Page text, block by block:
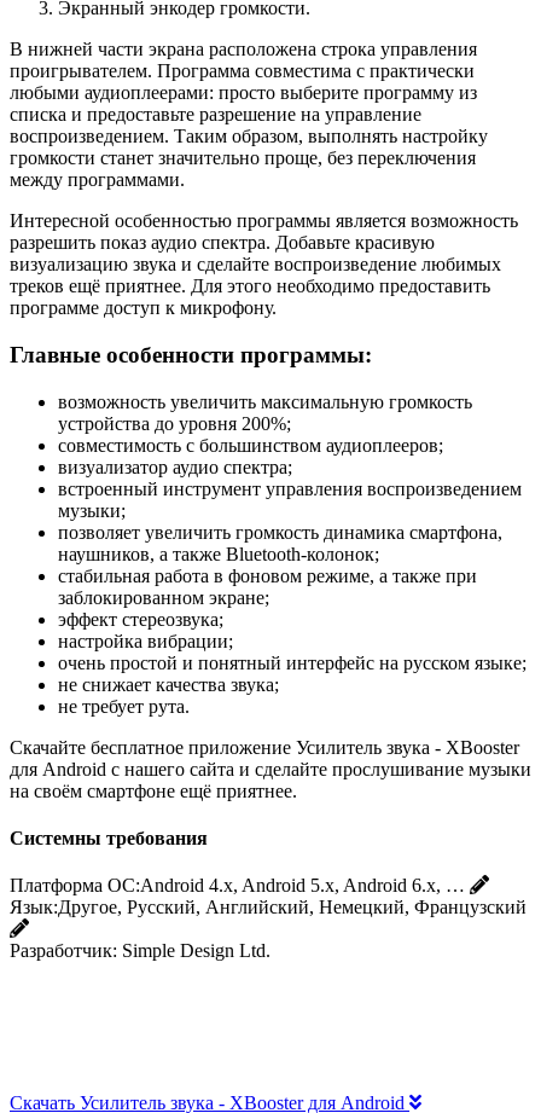
Экранный энкодер громкости.
В нижней части экрана расположена строка управления
проигрывателем. Программа совместима с практически
любыми аудиоплеерами: просто выберите программу из
списка и предоставьте разрешение на управление
воспроизведением. Таким образом, выполнять настройку
громкости станет значительно проще, без переключения
между программами.
Интересной особенностью программы является возможность
разрешить показ аудио спектра. Добавьте красивую
визуализацию звука и сделайте воспроизведение любимых
треков ещё приятнее. Для этого необходимо предоставить
программе доступ к микрофону.
Главные особенности программы:
возможность увеличить максимальную громкость
устройства до уровня 200%;
совместимость с большинством аудиоплееров;
визуализатор аудио спектра;
встроенный инструмент управления воспроизведением
музыки;
позволяет увеличить громкость динамика смартфона,
наушников, а также Bluetooth-колонок;
стабильная работа в фоновом режиме, а также при
заблокированном экране;
эффект стереозвука;
настройка вибрации;
очень простой и понятный интерфейс на русском языке;
не снижает качества звука;
не требует рута.
Скачайте бесплатное приложение Усилитель звука - XBooster
для Android с нашего сайта и сделайте прослушивание музыки
на своём смартфоне ещё приятнее.
Системны требования
Платформа ОС:Android 4.x, Android 5.x, Android 6.x, …
Язык:Другое, Русский, Английский, Немецкий, Французский
Разработчик: Simple Design Ltd.
Скачать Усилитель звука - XBooster для Android